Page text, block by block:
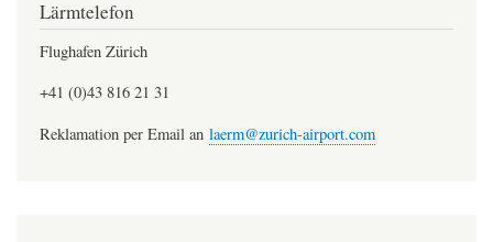
Lärmtelefon
Flughafen Zürich
+41 (0)43 816 21 31
Reklamation per Email an laerm@zurich-airport.com